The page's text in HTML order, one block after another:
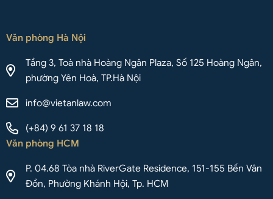
Văn phòng Hà Nội
Tầng 3, Toà nhà Hoàng Ngân Plaza, Số 125 Hoàng Ngân,
phường Yên Hoà, TP.Hà Nội
info@vietanlaw.com
(+84) 9 61 37 18 18
Văn phòng HCM
P. 04.68 Tòa nhà RiverGate Residence, 151-155 Bến Vân
Đồn, Phường Khánh Hội, Tp. HCM